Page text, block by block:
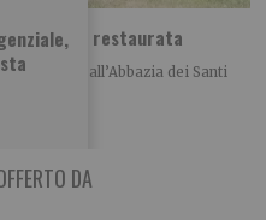
e facciata restaurata
all’Abbazia dei Santi
DA